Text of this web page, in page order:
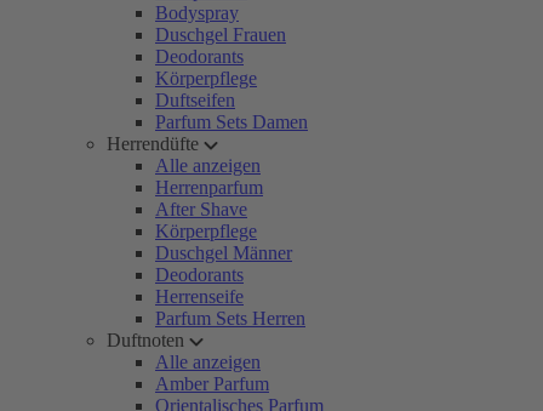
Bodyspray
Duschgel Frauen
Deodorants
Körperpflege
Duftseifen
Parfum Sets Damen
Herrendüfte
Alle anzeigen
Herrenparfum
After Shave
Körperpflege
Duschgel Männer
Deodorants
Herrenseife
Parfum Sets Herren
Duftnoten
Alle anzeigen
Amber Parfum
Orientalisches Parfum